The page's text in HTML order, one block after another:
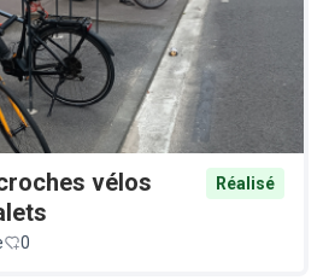
vélos
Réalisé
0